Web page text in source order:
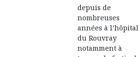
depuis de
nombreuses
années à l’hôpital
du Rouvray
notamment à